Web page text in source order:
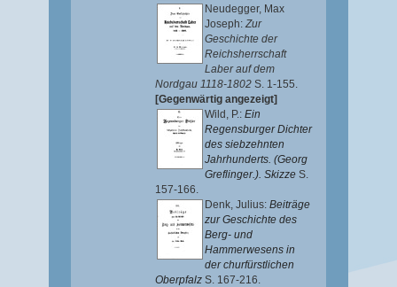
Neudegger, Max
Joseph: Zur
Geschichte der
Reichsherrschaft
Laber auf dem
Nordgau 1118-1802 S. 1-155.
[Gegenwärtig angezeigt]
Wild, P.: Ein
Regensburger Dichter
des siebzehnten
Jahrhunderts. (Georg
Greflinger.). Skizze S.
157-166.
Denk, Julius: Beiträge
zur Geschichte des
Berg- und
Hammerwesens in
der churfürstlichen
Oberpfalz S. 167-216.